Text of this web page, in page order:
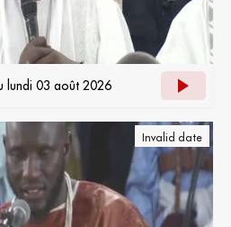
lundi 03 août 2026
Invalid date